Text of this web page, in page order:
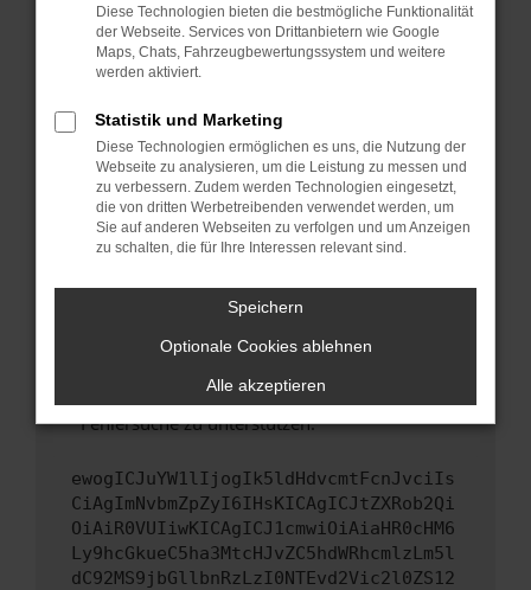
Starte dein Gerät neu.
Das kann manchmal helfen, vorübergehende
Probleme zu beheben.
Betriebssystem auf dem neuesten Stand
sind.
Veraltete Software birgt nicht nur ein
Sicherheitsrisiko, sondern kann auch dazu
führen, dass bestimmte Funktionen nicht mehr
unterstützt werden.
Wende dich an den Webseitenbetreiber.
Wenn du alle oben genannten Schritte versucht
hast, kontaktiere uns bitte. Wir werden
uns diesen Text schicken, um uns bei der
Fehlersuche zu unterstützen:
ewogICJuYW1lIjogIk5ldHdvcmtFcnJvciIs
CiAgImNvbmZpZyI6IHsKICAgICJtZXRob2Qi
OiAiR0VUIiwKICAgICJ1cmwiOiAiaHR0cHM6
Ly9hcGkueC5ha3MtcHJvZC5hdWRhcmlzLm5l
dC92MS9jbGllbnRzLzI0NTEvd2Vic2l0ZS12
Diese Technologien bieten die bestmögliche Funktionalität
der Webseite. Services von Drittanbietern wie Google
Maps, Chats, Fahrzeugbewertungssystem und weitere
werden aktiviert.
Statistik und Marketing
Diese Technologien ermöglichen es uns, die Nutzung der
Webseite zu analysieren, um die Leistung zu messen und
zu verbessern. Zudem werden Technologien eingesetzt,
die von dritten Werbetreibenden verwendet werden, um
Sie auf anderen Webseiten zu verfolgen und um Anzeigen
zu schalten, die für Ihre Interessen relevant sind.
Speichern
Optionale Cookies ablehnen
Alle akzeptieren